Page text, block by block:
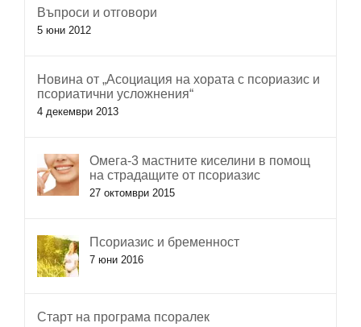
Въпроси и отговори
5 юни 2012
Новина от „Асоциация на хората с псориазис и
псориатични усложнения“
4 декември 2013
Омега-3 мастните киселини в помощ
на страдащите от псориазис
27 октомври 2015
Псориазис и бременност
7 юни 2016
Старт на програма псоралек